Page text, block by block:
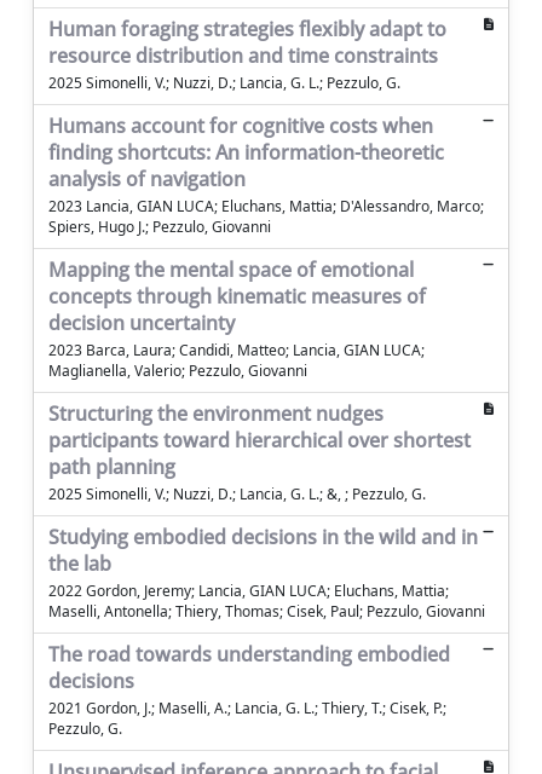
Human foraging strategies flexibly adapt to
resource distribution and time constraints
2025 Simonelli, V.; Nuzzi, D.; Lancia, G. L.; Pezzulo, G.
Humans account for cognitive costs when
finding shortcuts: An information-theoretic
analysis of navigation
2023 Lancia, GIAN LUCA; Eluchans, Mattia; D'Alessandro, Marco;
Spiers, Hugo J.; Pezzulo, Giovanni
Mapping the mental space of emotional
concepts through kinematic measures of
decision uncertainty
2023 Barca, Laura; Candidi, Matteo; Lancia, GIAN LUCA;
Maglianella, Valerio; Pezzulo, Giovanni
Structuring the environment nudges
participants toward hierarchical over shortest
path planning
2025 Simonelli, V.; Nuzzi, D.; Lancia, G. L.; &, ; Pezzulo, G.
Studying embodied decisions in the wild and in
the lab
2022 Gordon, Jeremy; Lancia, GIAN LUCA; Eluchans, Mattia;
Maselli, Antonella; Thiery, Thomas; Cisek, Paul; Pezzulo, Giovanni
The road towards understanding embodied
decisions
2021 Gordon, J.; Maselli, A.; Lancia, G. L.; Thiery, T.; Cisek, P.;
Pezzulo, G.